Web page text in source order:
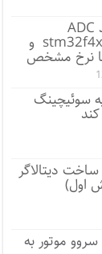
راه اندازی واحد ADC
میکروکنترلر stm32f4xx و
با نرخ مشخص
سوئیچینگ
دیتالاگر
اول)
موتور به